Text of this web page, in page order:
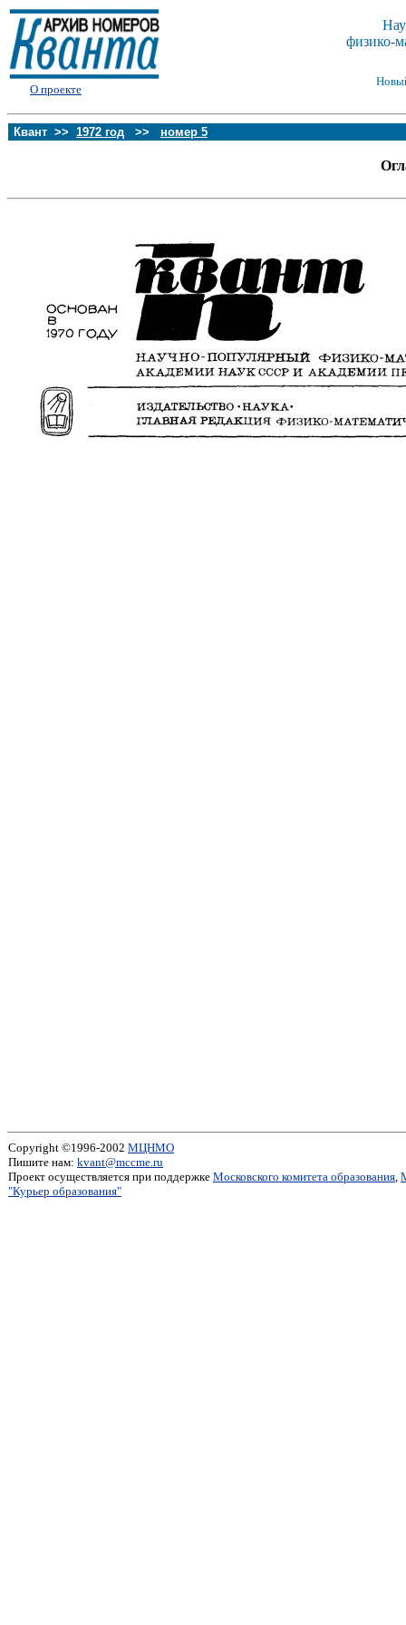
О проекте
физико-
Квант >> 1972 год >> номер 5
Copyright ©1996-2002 МЦНМО
Пишите нам: kvant@mccme.ru
Проект осуществляется при поддержке Московского комитета образования,
"Курьер образования"